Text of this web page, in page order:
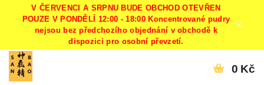
V ČERVENCI A SRPNU BUDE OBCHOD OTEVŘEN
POUZE V PONDĚLÍ 12:00 - 18:00 Koncentrované pudry
nejsou bez předchozího objednání v obchodě k
dispozici pro osobní převzetí.
0 Kč